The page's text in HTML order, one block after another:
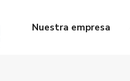
Nuestra empresa